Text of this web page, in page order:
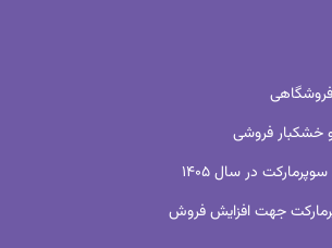
فروشگاهی
و خشکبار فروشی
در سال ۱۴۰۵